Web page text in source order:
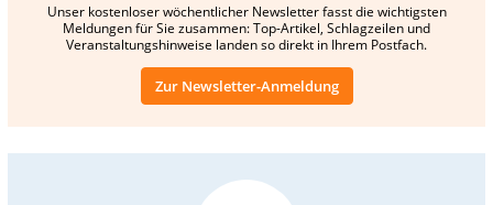
Unser kostenloser wöchentlicher Newsletter fasst die wichtigsten
Meldungen für Sie zusammen: Top-Artikel, Schlagzeilen und
Veranstaltungshinweise landen so direkt in Ihrem Postfach.
Zur Newsletter-Anmeldung